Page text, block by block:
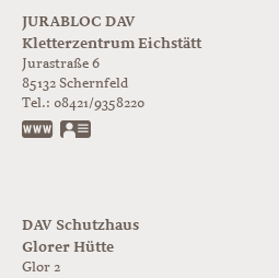
JURABLOC DAV
Kletterzentrum Eichstätt
Jurastraße 6
85132 Schernfeld
Tel.: 08421/9358220
www.jurabloc.de
DAV Schutzhaus
Glorer Hütte
Glor 2